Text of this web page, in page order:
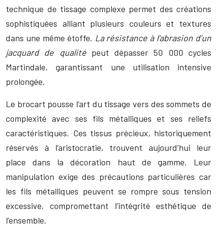
technique de tissage complexe permet des créations
sophistiquées alliant plusieurs couleurs et textures
dans une même étoffe. La résistance à l’abrasion d’un
jacquard de qualitépeut dépasser 50 000 cycles
Martindale, garantissant une utilisation intensive
prolongée.
Le brocart pousse l’art du tissage vers des sommets de
complexité avec ses fils métalliques et ses reliefs
caractéristiques. Ces tissus précieux, historiquement
réservés à l’aristocratie, trouvent aujourd’hui leur
place dans la décoration haut de gamme. Leur
manipulation exige des précautions particulières car
les fils métalliques peuvent se rompre sous tension
excessive, compromettant l’intégrité esthétique de
l’ensemble.